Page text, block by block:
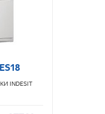
INDESIT